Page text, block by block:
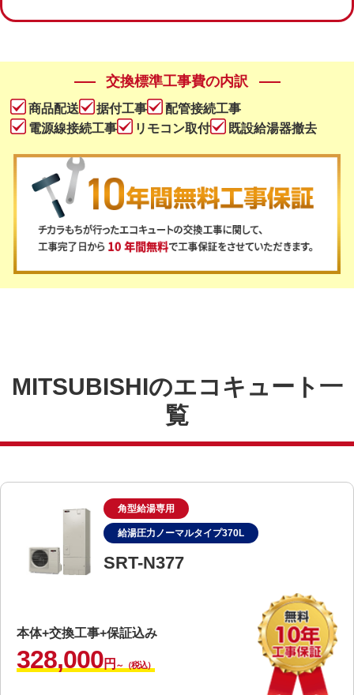
交換標準工事費の内訳
商品配送 据付工事
配管接続工事
電源線接続工事
リモコン取付 既設給湯器撤去
MITSUBISHIのエコキュート一
覧
角型給湯専用
給湯圧力ノーマルタイプ370L
SRT-N377
本体+交換工事+保証込み
328,000円 ～（税込）